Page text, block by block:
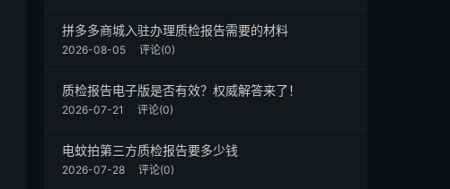
拼多多商城入驻办理质检报告需要的材料
2026-08-05 评论(0)
质检报告电子版是否有效？权威解答来了！
2026-07-21 评论(0)
电蚊拍第三方质检报告要多少钱
2026-07-28 评论(0)